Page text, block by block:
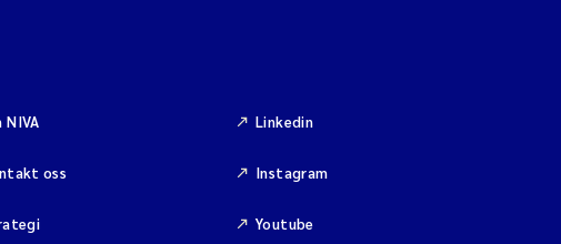
NIVA
oss
Linkedin
Instagram
Youtube